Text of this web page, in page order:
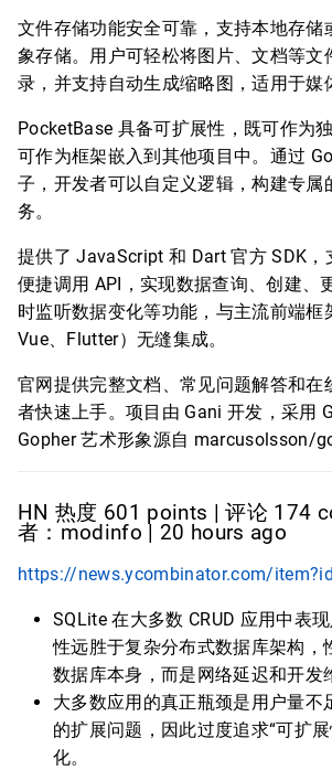
文件存储功能安全可靠，支持本地存储
象存储。用户可轻松将图片、文档等文
录，并支持自动生成缩略图，适用于媒
PocketBase 具备可扩展性，既可作为
可作为框架嵌入到其他项目中。通过
子，开发者可以自定义逻辑，构建专属
务。
提供了 JavaScript 和 Dart 官方 SDK，
便捷调用 API，实现数据查询、创建、
时监听数据变化等功能，与主流前端框
Vue、Flutter）无缝集成。
官网提供完整文档、常见问题解答和在
者快速上手。项目由 Gani 开发，采用
Gopher 艺术形象源自 marcusolsson/
HN 热度 601 points | 评论 174
者：modinfo | 20 hours ago
https://news.ycombinator.com/
SQLite 在大多数 CRUD 应用中表
性远胜于复杂分布式数据库架构，
数据库本身，而是网络延迟和开发
大多数应用的真正瓶颈是用户量不
的扩展问题，因此过度追求“可扩
化。